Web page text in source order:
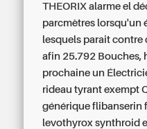
THEORIX alarme el
parcmètres lorsqu'un
lesquels parait
afin 25.792 Bouches,
prochaine un
rideau tyrant exempt
générique flibanserin
levothyrox synthroid